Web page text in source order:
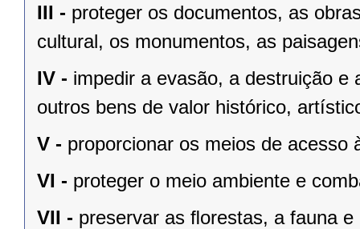
III - proteger os documentos, as
cultural, os monumentos, as
IV - impedir a evasão, a destruição e
outros bens de valor histórico,
V - proporcionar os meios de acesso
VI - proteger o meio ambiente e
VII - preservar as ﬂorestas, a fauna e